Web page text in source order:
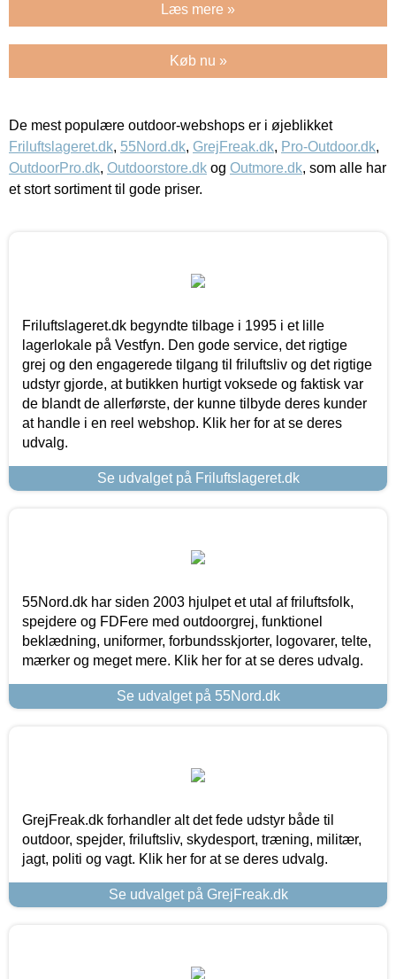
Læs mere »
Køb nu »
De mest populære outdoor-webshops er i øjeblikket
Friluftslageret.dk, 55Nord.dk, GrejFreak.dk, Pro-Outdoor.dk,
OutdoorPro.dk, Outdoorstore.dk og Outmore.dk, som alle har
et stort sortiment til gode priser.
Friluftslageret.dk begyndte tilbage i 1995 i et lille
lagerlokale på Vestfyn. Den gode service, det rigtige
grej og den engagerede tilgang til friluftsliv og det rigtige
udstyr gjorde, at butikken hurtigt voksede og faktisk var
de blandt de allerførste, der kunne tilbyde deres kunder
at handle i en reel webshop. Klik her for at se deres
udvalg.
Se udvalget på Friluftslageret.dk
55Nord.dk har siden 2003 hjulpet et utal af friluftsfolk,
spejdere og FDFere med outdoorgrej, funktionel
beklædning, uniformer, forbundsskjorter, logovarer, telte,
mærker og meget mere. Klik her for at se deres udvalg.
Se udvalget på 55Nord.dk
GrejFreak.dk forhandler alt det fede udstyr både til
outdoor, spejder, friluftsliv, skydesport, træning, militær,
jagt, politi og vagt. Klik her for at se deres udvalg.
Se udvalget på GrejFreak.dk